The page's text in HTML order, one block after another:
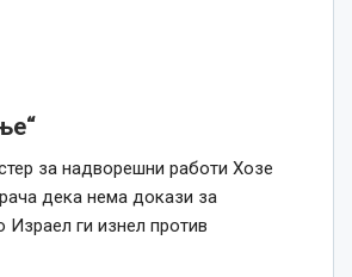
за надворешни работи Хозе
дека нема докази за
Израел ги изнел против